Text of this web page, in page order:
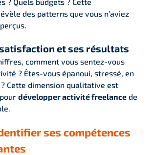
des patterns que vous n’aviez
et ses résultats
comment vous sentez-vous
? Êtes-vous épanoui, stressé, en
Cette dimension qualitative est
développer activité freelance de
ses compétences